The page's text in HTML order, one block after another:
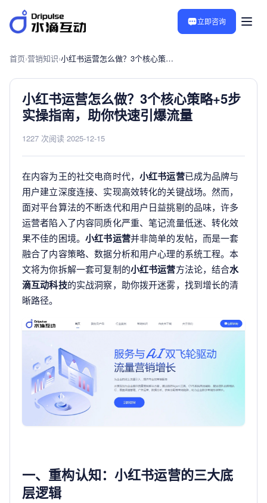
立即咨询
首页›营销知识› 小红书运营怎么做？3个核心策略+5步实操指南，助你快速引爆流量
小红书运营怎么做？3个核心策略+5步
实操指南，助你快速引爆流量
1227 次阅读 2025-12-15
在内容为王的社交电商时代， 小红书运营已成为品牌与
用户建立深度连接、实现高效转化的关键战场。然而，
面对平台算法的不断迭代和用户日益挑剔的品味，许多
运营者陷入了内容同质化严重、笔记流量低迷、转化效
果不佳的困境。小红书运营并非简单的发帖，而是一套
融合了内容策略、数据分析和用户心理的系统工程。本
文将为你拆解一套可复制的小红书运营方法论，结合水
滴互动科技的实战洞察，助你拨开迷雾，找到增长的清
晰路径。
一、重构认知：小红书运营的三大底
层逻辑